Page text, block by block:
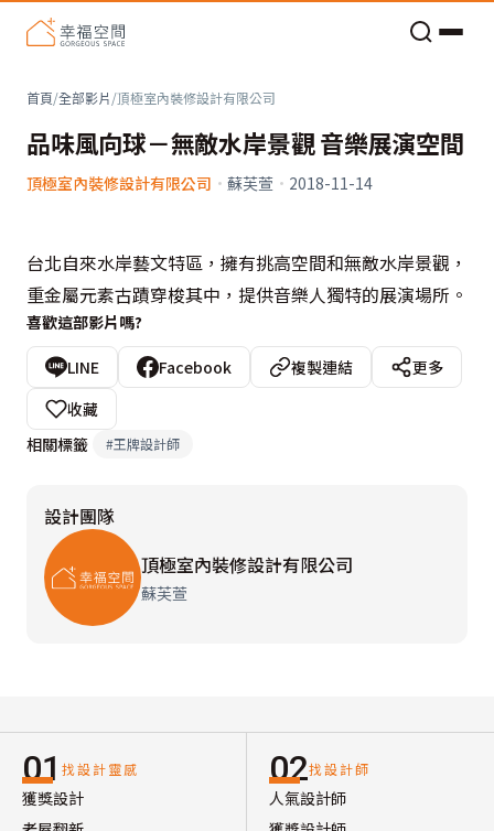
首頁/全部影片/頂極室內裝修設計有限公司
品味風向球－無敵水岸景觀 音樂展演空間
頂極室內裝修設計有限公司 · 蘇芙萱 · 2018-11-14
台北自來水岸藝文特區，擁有挑高空間和無敵水岸景觀，
重金屬元素古蹟穿梭其中，提供音樂人獨特的展演場所。
喜歡這部影片嗎?
LINE Facebook 複製連結
更多
收藏
相關標籤
#王牌設計師
設計團隊
頂極室內裝修設計有限公司
蘇芙萱
01 找設計靈感
獲獎設計
02找設計師
人氣設計師